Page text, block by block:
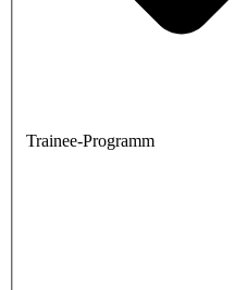
Trainee-Programm